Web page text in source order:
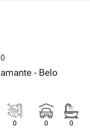
- Belo
0
0
0